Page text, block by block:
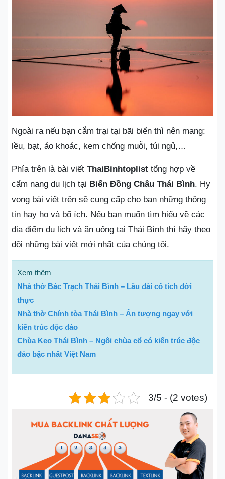
Ngoài ra nếu bạn cắm trại tại bãi biển thì nên mang:
lều, bạt, áo khoác, kem chống muỗi, túi ngủ,…
Phía trên là bài viết ThaiBinhtoplist tổng hợp về
cẩm nang du lịch tại Biển Đồng Châu Thái Bình. Hy
vọng bài viết trên sẽ cung cấp cho bạn những thông
tin hay ho và bổ ích. Nếu bạn muốn tìm hiểu về các
địa điểm du lịch và ăn uống tại Thái Bình thì hãy theo
dõi những bài viết mới nhất của chúng tôi.
Xem thêm
Nhà thờ Bác Trạch Thái Bình – Lâu đài cổ tích đời
thực
Nhà thờ Chính tòa Thái Bình – Ấn tượng ngay với
kiến trúc độc đáo
Chùa Keo Thái Bình – Ngôi chùa cổ có kiến trúc độc
đáo bậc nhất Việt Nam
3/5 - (2 votes)